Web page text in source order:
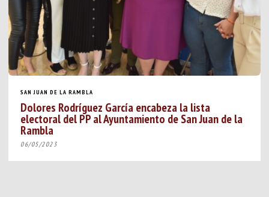
SAN JUAN DE LA RAMBLA
Dolores Rodríguez García encabeza la lista
electoral del PP al Ayuntamiento de San Juan de la
Rambla
06/05/2023